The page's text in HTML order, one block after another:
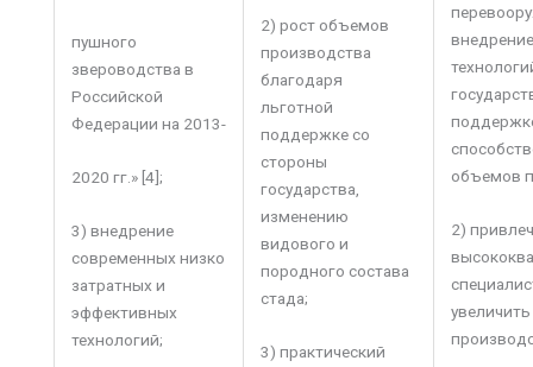
пушного
звероводства в
Российской
Федерации на 2013-
2020 гг.» [4];
3) внедрение
современных низко
затратных и
эффективных
технологий;
2) рост объемов
производства
благодаря
льготной
поддержке со
стороны
государства,
изменению
видового и
породного состава
стада;
3) практический
объемов
2)